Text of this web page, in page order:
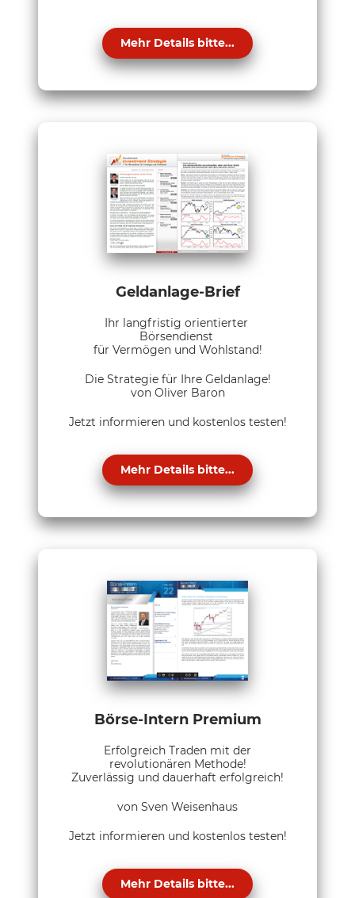
Mehr Details bitte...
Geldanlage-Brief
Ihr langfristig orientierter
Börsendienst
für Vermögen und Wohlstand!
Die Strategie für Ihre Geldanlage!
von Oliver Baron
Jetzt informieren und kostenlos testen!
Mehr Details bitte...
Börse-Intern Premium
Erfolgreich Traden mit der
revolutionären Methode!
Zuverlässig und dauerhaft erfolgreich!
von Sven Weisenhaus
Jetzt informieren und kostenlos testen!
Mehr Details bitte...